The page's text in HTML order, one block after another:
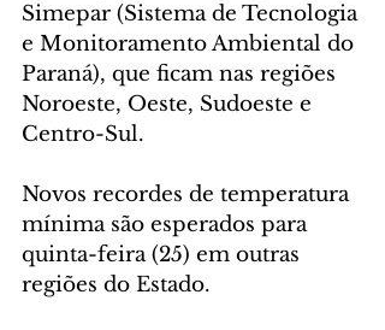
Simepar (Sistema de Tecnologia
e Monitoramento Ambiental do
Paraná), que ficam nas regiões
Noroeste, Oeste, Sudoeste e
Centro-Sul.
Novos recordes de temperatura
mínima são esperados para
quinta-feira (25) em outras
regiões do Estado.